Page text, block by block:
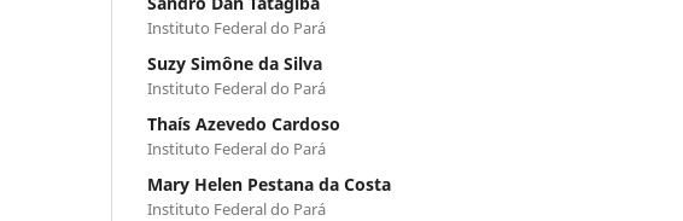
Instituto Federal do Pará
Suzy Simône da Silva
Instituto Federal do Pará
Thaís Azevedo Cardoso
Instituto Federal do Pará
Mary Helen Pestana da Costa
Instituto Federal do Pará